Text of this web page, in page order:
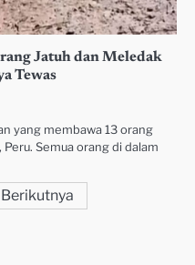
Jatuh dan Meledak
Tewas
yang membawa 13 orang
Semua orang di dalam
Berikutnya